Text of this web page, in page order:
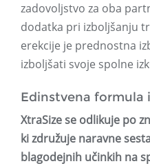
zadovoljstvo za oba
dodatka pri izboljšanju
erekcije je prednostna
izboljšati svoje spolne
Edinstvena formula
XtraSize se odlikuje po
ki združuje naravne
blagodejnih učinkih na